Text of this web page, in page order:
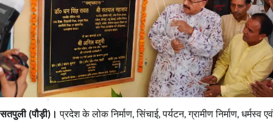
सतपुली (पौड़ी)। प्रदेश के लोक निर्माण, सिंचाई, पर्यटन, ग्रामीण निर्माण, धर्मस्व एवं